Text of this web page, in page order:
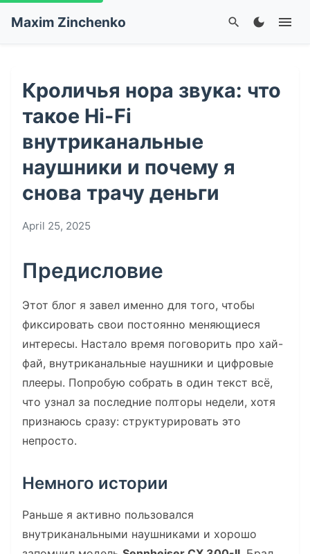
Maxim Zinchenko search dark_mode menu
Кроличья нора звука: что
такое Hi-Fi
внутриканальные
наушники и почему я
снова трачу деньги
April 25, 2025
Предисловие
Этот блог я завел именно для того, чтобы
фиксировать свои постоянно меняющиеся
интересы. Настало время поговорить про хай-
фай, внутриканальные наушники и цифровые
плееры. Попробую собрать в один текст всё,
что узнал за последние полторы недели, хотя
признаюсь сразу: структурировать это
непросто.
Немного истории
Раньше я активно пользовался
внутриканальными наушниками и хорошо